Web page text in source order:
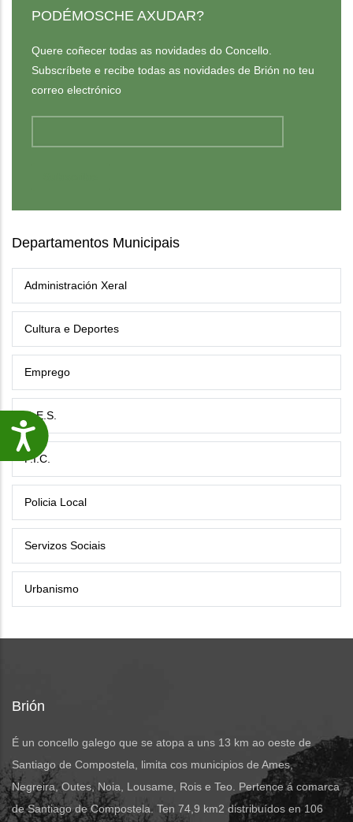
Accesibilidade
PODÉMOSCHE AXUDAR?
Quere coñecer todas as novidades do Concello.
Subscríbete e recibe todas as novidades de Brión no teu
correo electrónico
Departamentos Municipais
Administración Xeral
Cultura e Deportes
Emprego
G.E.S.
P.I.C.
Policia Local
Servizos Sociais
Urbanismo
Brión
É un concello galego que se atopa a uns 13 km ao oeste de
Santiago de Compostela, limita cos municipios de Ames,
Negreira, Outes, Noia, Lousame, Rois e Teo. Pertence á comarca
de Santiago de Compostela. Ten 74,9 km2 distribuídos en 106